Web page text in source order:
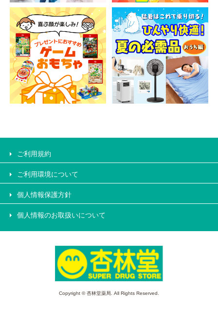
ご利用規約
ご利用環境について
個人情報保護方針
個人情報のお取扱いについて
Copyright © 杏林堂薬局. All Rights Reserved.